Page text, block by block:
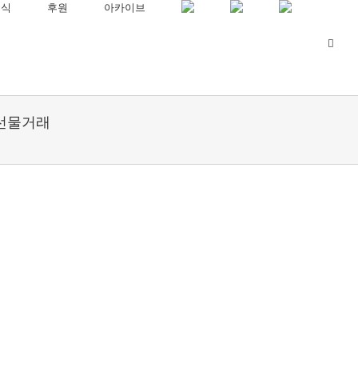
후원 아카이브
물거래